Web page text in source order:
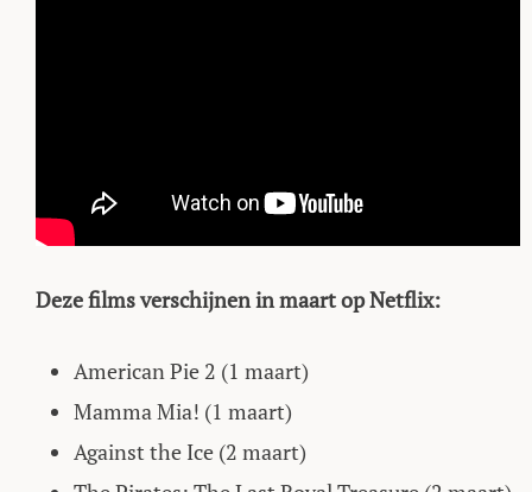
Deze films verschijnen in maart op Netflix:
American Pie 2 (1 maart)
Mamma Mia! (1 maart)
Against the Ice (2 maart)